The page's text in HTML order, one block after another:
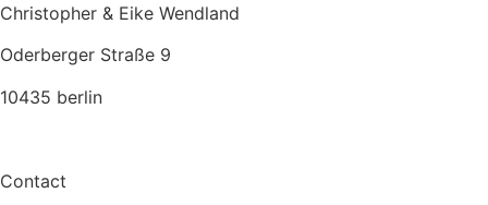
Zum
wechseln
Christopher & Eike Wendland
Oderberger Straße 9
10435 berlin
Contact